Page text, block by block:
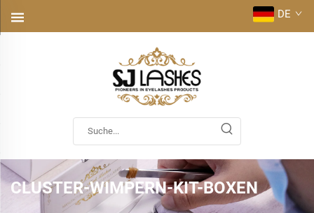
DE
CLUSTER-WIMPERN-KIT-BOXEN